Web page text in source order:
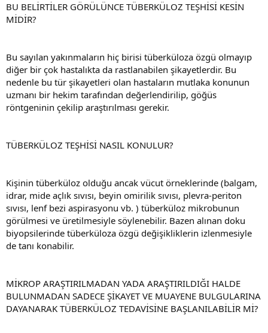
BU BELİRTİLER GÖRÜLÜNCE TÜBERKÜLOZ TEŞHİSİ KESİN
MİDİR?
Bu sayılan yakınmaların hiç birisi tüberküloza özgü olmayıp
diğer bir çok hastalıkta da rastlanabilen şikayetlerdir. Bu
nedenle bu tür şikayetleri olan hastaların mutlaka konunun
uzmanı bir hekim tarafından değerlendirilip, göğüs
röntgeninin çekilip araştırılması gerekir.
TÜBERKÜLOZ TEŞHİSİ NASIL KONULUR?
Kişinin tüberküloz olduğu ancak vücut örneklerinde (balgam,
idrar, mide açlık sıvısı, beyin omirilik sıvısı, plevra-periton
sıvısı, lenf bezi aspirasyonu vb. ) tüberküloz mikrobunun
görülmesi ve üretilmesiyle söylenebilir. Bazen alınan doku
biyopsilerinde tüberküloza özgü değişikliklerin izlenmesiyle
de tanı konabilir.
MİKROP ARAŞTIRILMADAN YADA ARAŞTIRILDIĞI HALDE
BULUNMADAN SADECE ŞİKAYET VE MUAYENE BULGULARINA
DAYANARAK TÜBERKÜLOZ TEDAVİSİNE BAŞLANILABİLİR Mİ?